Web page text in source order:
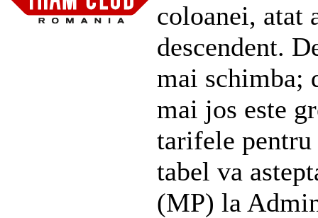
coloanei, atat
descendent.
mai schimba;
mai jos este
tarifele pentru
tabel va
(MP) la